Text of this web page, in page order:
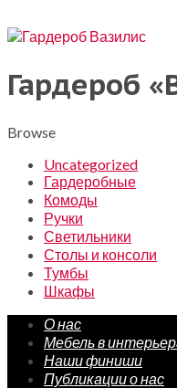
Гардероб
Browse
Uncategorized
Гардеробные
Комоды
Ручки
Светильники
Столы и консоли
Тумбы
Шкафы
О нас
Мебель в
Наши финиши
Публикации о нас